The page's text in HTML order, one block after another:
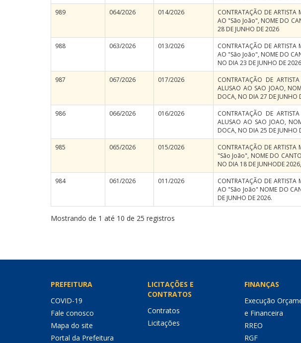
989 064/2026 014/2026
CONTRATAÇÃO DE ARTISTA
AO "São João", NOME DO
28 DE JUNHO DE 2026
988 063/2026 013/2026
CONTRATAÇÃO DE ARTISTA
AO "São João", NOME DO
NO DIA 23 DE JUNHO DE 2026
987 067/2026 017/2026
CONTRATAÇÃO DE
ALUSAO AO SAO JOAO,
DOCA, NO DIA 27 DE JUNHO
986 066/2026 016/2026
CONTRATAÇÃO DE
ALUSAO AO SAO JOAO,
DOCA, NO DIA 25 DE JUNHO
985 065/2026 015/2026
CONTRATAÇÃO DE ARTISTA
"São João", NOME DO
NO DIA 18 DE JUNHODE
984 061/2026 011/2026
CONTRATAÇÃO DE ARTISTA
AO "São João" NOME DO
DE JUNHO DE 2026.
Mostrando de 1 até 10 de 25 registros
PREFEITURA
COVID-19
Fale conosco
Mapa do site
Portal da Prefeitura
LICITAÇÕES E
CONTRATOS
Contratos
Licitações
FINANÇAS
Execução
e Financeira
RREO
RGF